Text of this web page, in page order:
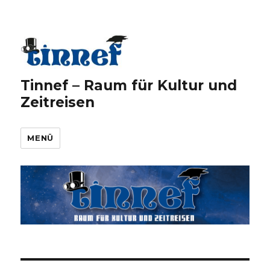
Tinnef – Raum für Kultur und
Zeitreisen
MENÜ